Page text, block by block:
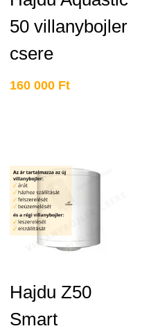
50 villanybojler
csere
160 000 Ft
Hajdu Z50
Smart